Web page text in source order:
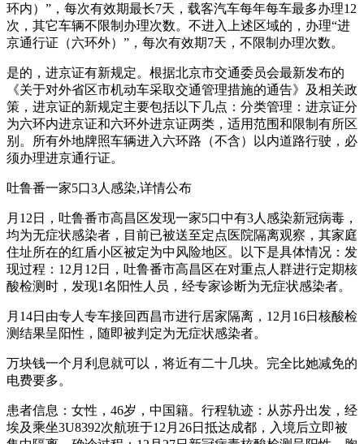
环内）”，每次有效期最长7天，载客汽车每年每车最多办理12
次，其它车辆不限制办理次数。不进入上述区域的，办理“进
京通行证（六环外）”，每次有效期7天，不限制办理次数。
是的，进京证有新规定。根据北京市交通委员会最新发布的
《关于对外省区市机动车采取交通管理措施的通告》及相关政
策，进京证的新规定主要包括以下几点：分类管理：进京证分
为六环内进京证和六环外进京证两类，适用范围和限制有所区
别。所有外地牌照车辆进入六环路（不含）以内道路行驶，必
须办理进京通行证。
吐鲁番一家5口3人感染,详情公布
月12日，吐鲁番市高昌区发现一家5口中有3人感染新冠病毒，
均为无症状感染者，目前已被送至定点医院隔离观察，其家庭
住址所在的红盾小区被定为中风险地区。以下是具体情况：发
现过程：12月12日，吐鲁番市高昌区在对重点人群进行定期核
酸检测时，发现1名阳性人员，经专家诊断为无症状感染者。
月14日由专人专车接回西昌市进行居家隔离，12月16日核酸检
测结果呈阳性，随即被判定为无症状感染者。
万块钱一个月利息就可以，将近有二十几块。完全比她减免的
电费要多。
患者信息：女性，46岁，中国籍。行程轨迹：从苏丹出发，经
埃及乘坐3U8392次航班于12月26日抵达成都，入境后立即被